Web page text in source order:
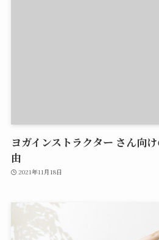
ヨガインストラクター さん向
由
2021年11月18日